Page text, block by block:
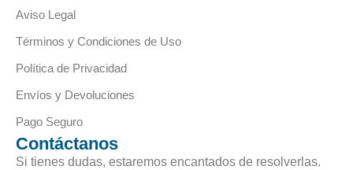
Aviso Legal
Términos y Condiciones de Uso
Política de Privacidad
Envíos y Devoluciones
Pago Seguro
Contáctanos
Si tienes dudas, estaremos encantados de resolverlas.